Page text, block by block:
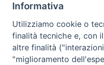
Mar. / Mer. / Giov. ore 9 -
nei mesi estivi solo
Informativa
Utilizziamo cookie o
finalità tecniche e, con
altre finalità
"miglioramento